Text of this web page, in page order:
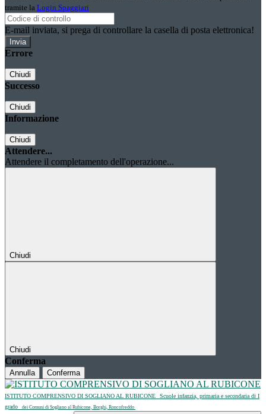
tramite la Login Spaggiari
E-mail inviata, si prega di controllare la casella di posta elettronica!
Errore
Chiudi
Successo
Chiudi
Informazione
Chiudi
Attendere...
Attendere il completamento dell'operazione...
Chiudi
Chiudi
Conferma
Annulla Conferma
ISTITUTO COMPRENSIVO DI SOGLIANO AL RUBICONE
Scuole infanzia, primaria e secondaria di I
grado
dei Comuni di Sogliano al Rubicone, Borghi, Roncofreddo